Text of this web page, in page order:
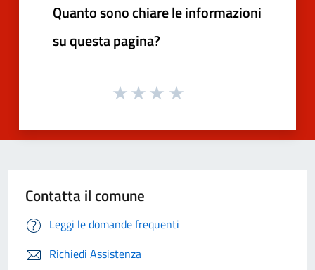
Quanto sono chiare le informazioni
su questa pagina?
Contatta il comune
Leggi le domande frequenti
Richiedi Assistenza